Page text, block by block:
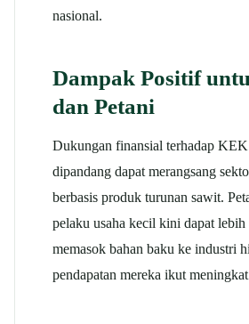
nasional.
Dampak Positif
dan Petani
Dukungan finansial terhadap
dipandang dapat merangsang
berbasis produk turunan sawit.
pelaku usaha kecil kini dapat
memasok bahan baku ke industri
pendapatan mereka ikut